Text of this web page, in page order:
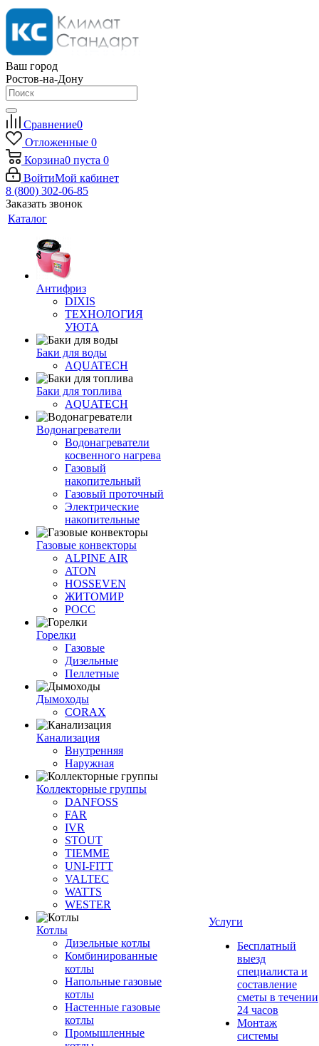
Ваш город
Ростов-на-Дону
Сравнение0
Отложенные 0
Корзина0 пуста 0
ВойтиМой кабинет
8 (800) 302-06-85
Заказать звонок
Каталог
Антифриз
DIXIS
ТЕХНОЛОГИЯ
УЮТА
Баки для воды
AQUATECH
Баки для топлива
AQUATECH
Водонагреватели
Водонагреватели
косвенного нагрева
Газовый
накопительный
Газовый проточный
Электрические
накопительные
Газовые конвекторы
ALPINE AIR
ATON
HOSSEVEN
ЖИТОМИР
РОСС
Горелки
Газовые
Дизельные
Пеллетные
Дымоходы
CORAX
Канализация
Внутренняя
Наружная
Коллекторные группы
DANFOSS
FAR
IVR
STOUT
TIEMME
UNI-FITT
VALTEC
WATTS
WESTER
Котлы
Дизельные котлы
Комбинированные
котлы
Напольные газовые
котлы
Настенные газовые
котлы
Промышленные
Услуги
Бесплатный
выезд
специалиста и
составление
сметы в течении
24 часов
Монтаж
системы